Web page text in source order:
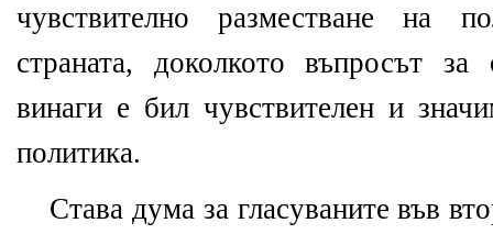
чувствително разместване на
страната, доколкото въпросът
винаги е бил чувствителен и
политика.
Става дума за гласуваните във